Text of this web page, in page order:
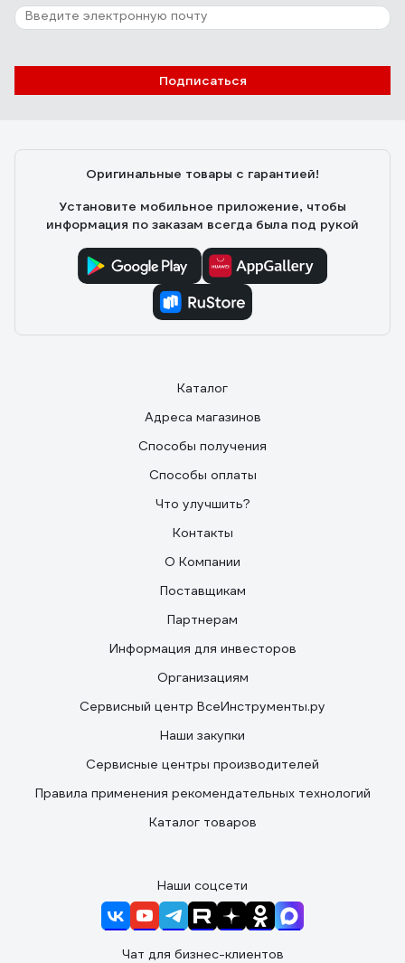
Подписаться
Оригинальные товары с гарантией!
Установите мобильное приложение, чтобы
информация по заказам всегда была под рукой
Каталог
Адреса магазинов
Способы получения
Способы оплаты
Что улучшить?
Контакты
О Компании
Поставщикам
Партнерам
Информация для инвесторов
Организациям
Сервисный центр ВсеИнструменты.ру
Наши закупки
Сервисные центры производителей
Правила применения рекомендательных технологий
Каталог товаров
Наши соцсети
Чат для бизнес-клиентов